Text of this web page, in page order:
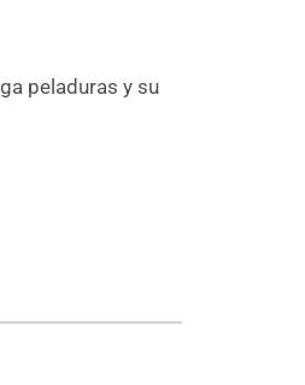
peladuras y su